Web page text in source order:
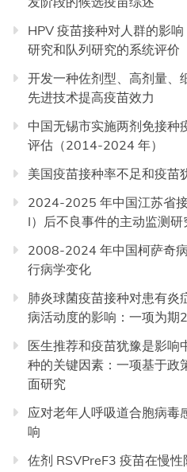
HPV 疫苗接种对人群的影
研究和队列研究的系统评价
开发一种佐剂型、高剂量、
先进技术提高疫苗效力
中国无锡市实施两剂免接种
评估（2014-2024 年）
美国疫苗接种率不足和疫苗
2024-2025 年中国江苏省
I）后不良事件的主动监测研
2008-2024 年中国柯萨奇
行病学变化
肺炎球菌疫苗接种对患有炎
病活动度的影响：一项为期
医生推荐和疫苗犹豫是影响
种的关键因素：一项基于政
面研究
应对老年人呼吸道合胞病毒
响
佐剂 RSVPreF3 疫苗在慢